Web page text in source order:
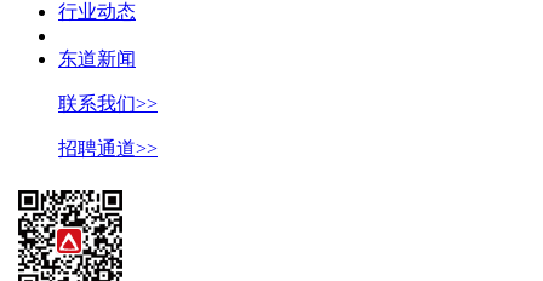
行业动态
东道新闻
联系我们>>
招聘通道>>